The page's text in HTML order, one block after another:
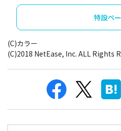
特設ペ
(C)カラー
(C)2018 NetEase, Inc. ALL Rights